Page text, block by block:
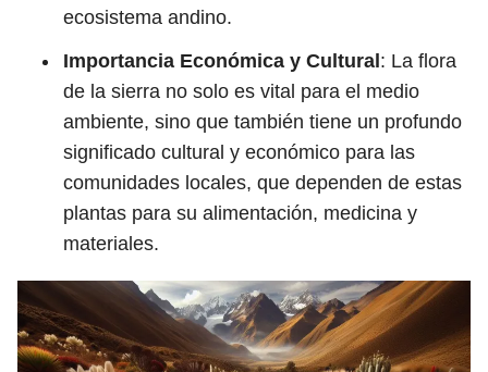
ecosistema andino.
Importancia Económica y Cultural : La flora
de la sierra no solo es vital para el medio
ambiente, sino que también tiene un profundo
significado cultural y económico para las
comunidades locales, que dependen de estas
plantas para su alimentación, medicina y
materiales.